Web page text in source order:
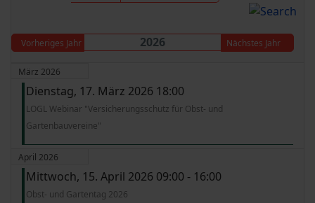
Vorheriges Jahr 2026 Nächstes Jahr
März 2026
Dienstag, 17. März 2026 18:00
LOGL Webinar "Versicherungsschutz für Obst- und
Gartenbauvereine"
April 2026
Mittwoch, 15. April 2026 09:00 - 16:00
Obst- und Gartentag 2026